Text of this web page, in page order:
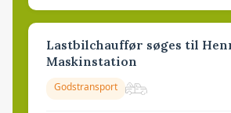
Lastbilchauffør søges til
Maskinstation
Godstransport